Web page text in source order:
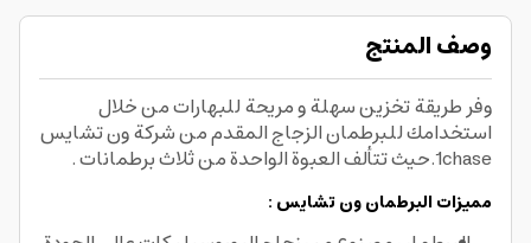
وصف المنتج
وفر طريقة تخزين سهلة و مريحة للبهارات من خلال
استخدامك للبرطمان الزجاج المقدم من شركة ون تشايس
1chase.حيث تتألف العبوة الواحدة من ثلاث برطمانات .
مميزات البرطمان ون تشايس :